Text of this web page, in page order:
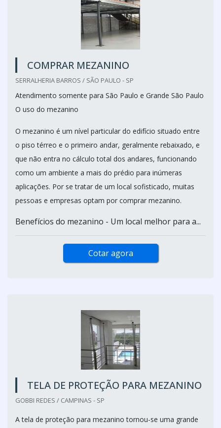
COMPRAR MEZANINO
SERRALHERIA BARROS / SÃO PAULO - SP
Atendimento somente para São Paulo e Grande São Paulo
O uso do mezanino
O mezanino é um nível particular do edifício situado entre
o piso térreo e o primeiro andar, geralmente rebaixado, e
que não entra no cálculo total dos andares, funcionando
como um ambiente a mais do prédio para inúmeras
aplicações. Por se tratar de um local sofisticado, muitas
pessoas e empresas optam por comprar mezanino.
Benefícios do mezanino - Um local melhor para a...
Cotar agora
TELA DE PROTEÇÃO PARA MEZANINO
GOBBI REDES / CAMPINAS - SP
A tela de proteção para mezanino tornou-se uma grande